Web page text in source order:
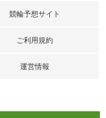
く、結果から見て
競輪予想サイト
ご利用規約
運営情報